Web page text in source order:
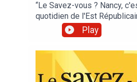
“Le Savez-vous ? Nancy,
quotidien de l'Est
et à tout ce que vous
raconté par Jean-Marie
articles réalisés par la
Play